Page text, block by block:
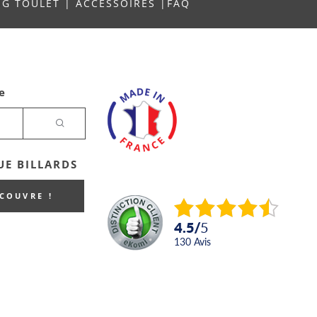
TOULET | ACCESSOIRES | FAQ
BILLARDS
!
4.5/5
130 avis